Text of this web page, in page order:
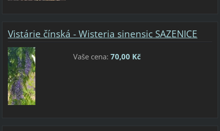
Vistárie čínská - Wisteria sinensic SAZENICE
Vaše cena: 70,00 Kč